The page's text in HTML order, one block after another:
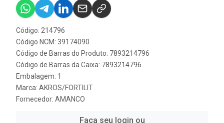
Código: 214796
Código NCM: 39174090
Código de Barras do Produto: 7893214796
Código de Barras da Caixa: 7893214796
Embalagem: 1
Marca: AKROS/FORTILIT
Fornecedor: AMANCO
Faça seu login ou